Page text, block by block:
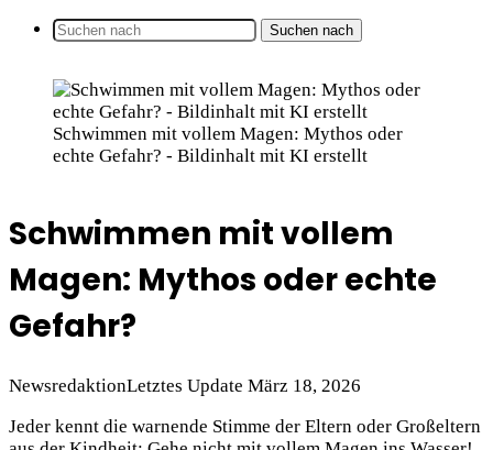
Suchen nach
Schwimmen mit vollem Magen: Mythos oder
echte Gefahr? - Bildinhalt mit KI erstellt
Schwimmen mit vollem
Magen: Mythos oder echte
Gefahr?
NewsredaktionLetztes Update März 18, 2026
Jeder kennt die warnende Stimme der Eltern oder Großeltern